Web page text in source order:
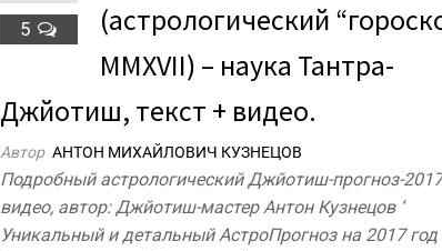
5
(астрологический
MMXVII) – наука Тантра-
Джйотиш, текст + видео.
Автор АНТОН МИХАЙЛОВИЧ КУЗНЕЦОВ
Подробный астрологический Джйотиш-прогноз-
видео, автор: Джйотиш-мастер Антон Кузнецов ‘
Уникальный и детальный АстроПрогноз на 2017 год